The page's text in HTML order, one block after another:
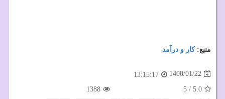
منبع:كار و درآمد
1400/01/22
13:15:17
5.0
/
5
1388